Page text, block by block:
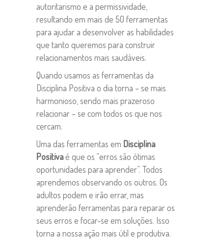
autoritarismo e a permissividade,
resultando em mais de 50 ferramentas
para ajudar a desenvolver as habilidades
que tanto queremos para construir
relacionamentos mais saudáveis.
Quando usamos as ferramentas da
Disciplina Positiva o dia torna – se mais
harmonioso, sendo mais prazeroso
relacionar – se com todos os que nos
cercam.
Uma das ferramentas em Disciplina
Positivaé que os “erros são ótimas
oportunidades para aprender”. Todos
aprendemos observando os outros. Os
adultos podem e irão errar, mas
aprenderão ferramentas para reparar os
seus erros e focar-se em soluções. Isso
torna a nossa ação mais útil e produtiva.